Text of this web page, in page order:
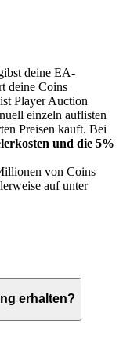
deine EA-
deine Coins
Player Auction
einzeln auflisten
Preisen kauft. Bei
und die 5%
von Coins
auf unter
erhalten?